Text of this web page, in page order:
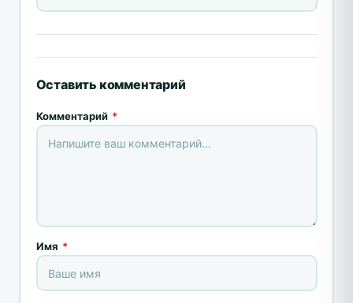
Оставить комментарий
Комментарий *
Имя *